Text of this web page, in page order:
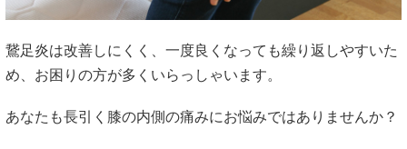
鵞足炎は改善しにくく、一度良くなっても繰り返しやすいた
め、お困りの方が多くいらっしゃいます。
あなたも長引く膝の内側の痛みにお悩みではありませんか？